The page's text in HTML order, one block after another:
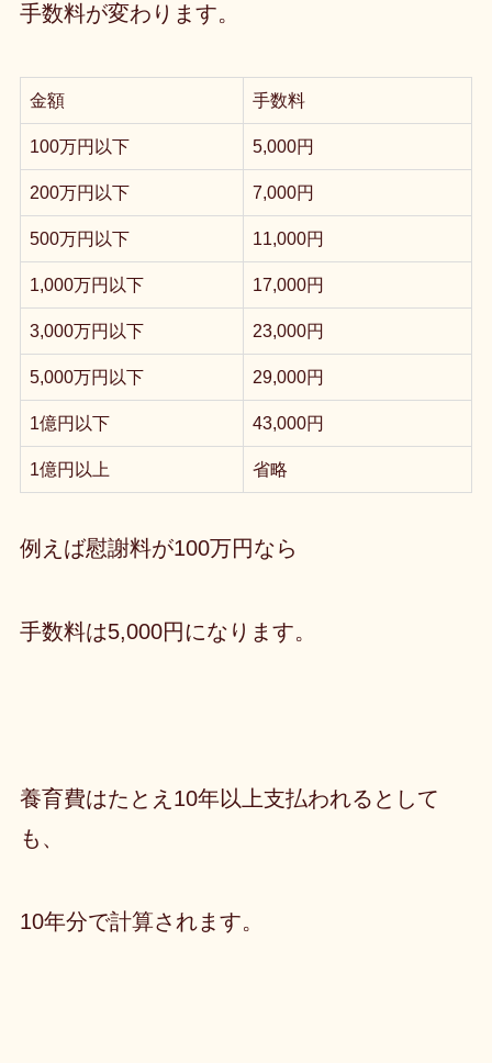
手数料が変わります。
金額 手数料
100万円以下 5,000円
200万円以下 7,000円
500万円以下 11,000円
1,000万円以下 17,000円
3,000万円以下 23,000円
5,000万円以下 29,000円
1億円以下 43,000円
1億円以上 省略
例えば慰謝料が100万円なら
手数料は5,000円になります。
養育費はたとえ10年以上支払われるとして
も、
10年分で計算されます。